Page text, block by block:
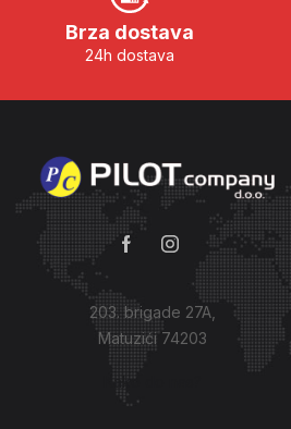
Brza dostava
24h dostava
203. brigade 27A,
Matuzići 74203
Kako do nas?